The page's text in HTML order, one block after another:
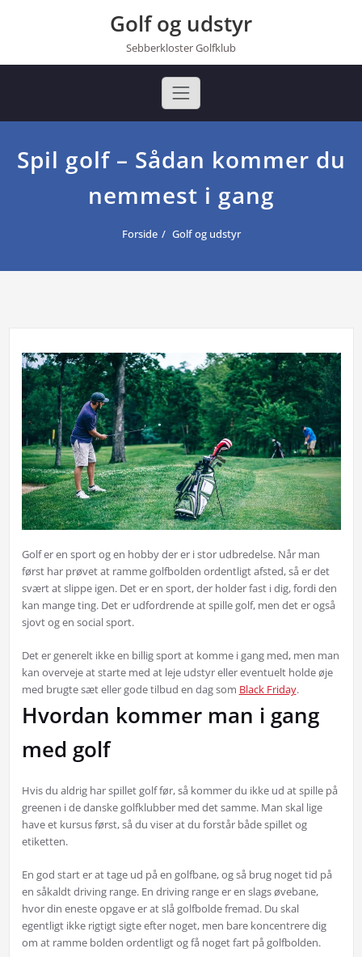
Golf og udstyr
Sebberkloster Golfklub
Spil golf – Sådan kommer du
nemmest i gang
Forside Golf og udstyr
Golf er en sport og en hobby der er i stor udbredelse. Når man
først har prøvet at ramme golfbolden ordentligt afsted, så er det
svært at slippe igen. Det er en sport, der holder fast i dig, fordi den
kan mange ting. Det er udfordrende at spille golf, men det er også
sjovt og en social sport.
Det er generelt ikke en billig sport at komme i gang med, men man
kan overveje at starte med at leje udstyr eller eventuelt holde øje
med brugte sæt eller gode tilbud en dag som Black Friday.
Hvordan kommer man i gang
med golf
Hvis du aldrig har spillet golf før, så kommer du ikke ud at spille på
greenen i de danske golfklubber med det samme. Man skal lige
have et kursus først, så du viser at du forstår både spillet og
etiketten.
En god start er at tage ud på en golfbane, og så brug noget tid på
en såkaldt driving range. En driving range er en slags øvebane,
hvor din eneste opgave er at slå golfbolde fremad. Du skal
egentligt ikke rigtigt sigte efter noget, men bare koncentrere dig
om at ramme bolden ordentligt og få noget fart på golfbolden.